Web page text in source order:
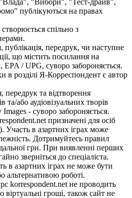
публікуються на правах
спільно з
публікація, передрук, чи наступне
що містить посилання на
EPA / UPG, суворо забороняється.
в розділі Я-Корреспондент є автор
передрук та відтворення
та/або аудіовізуальних творів
- суворо забороняється.
призначені для осіб
Участь в азартних іграх може
Дотримуйтесь правил
гри. При виявленні перших
зверніться до спеціаліста.
в азартних іграх не може бути
альтернативою роботі.
korrespondent.net не проводить
віртуальні гроші, також сайт не